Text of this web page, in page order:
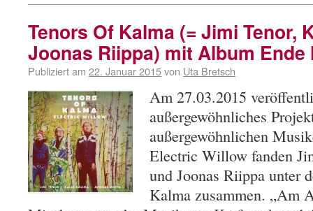
Tenors Of Kalma (= Jimi Tenor,
Joonas Riippa) mit Album Ende
Publiziert am 22. Januar 2015von Uta Bretsch
Am 27.03.2015
außergewöhnliches
außergewöhnlichen
Electric Willow fanden
und Joonas Riippa unter
Kalma zusammen. „Am